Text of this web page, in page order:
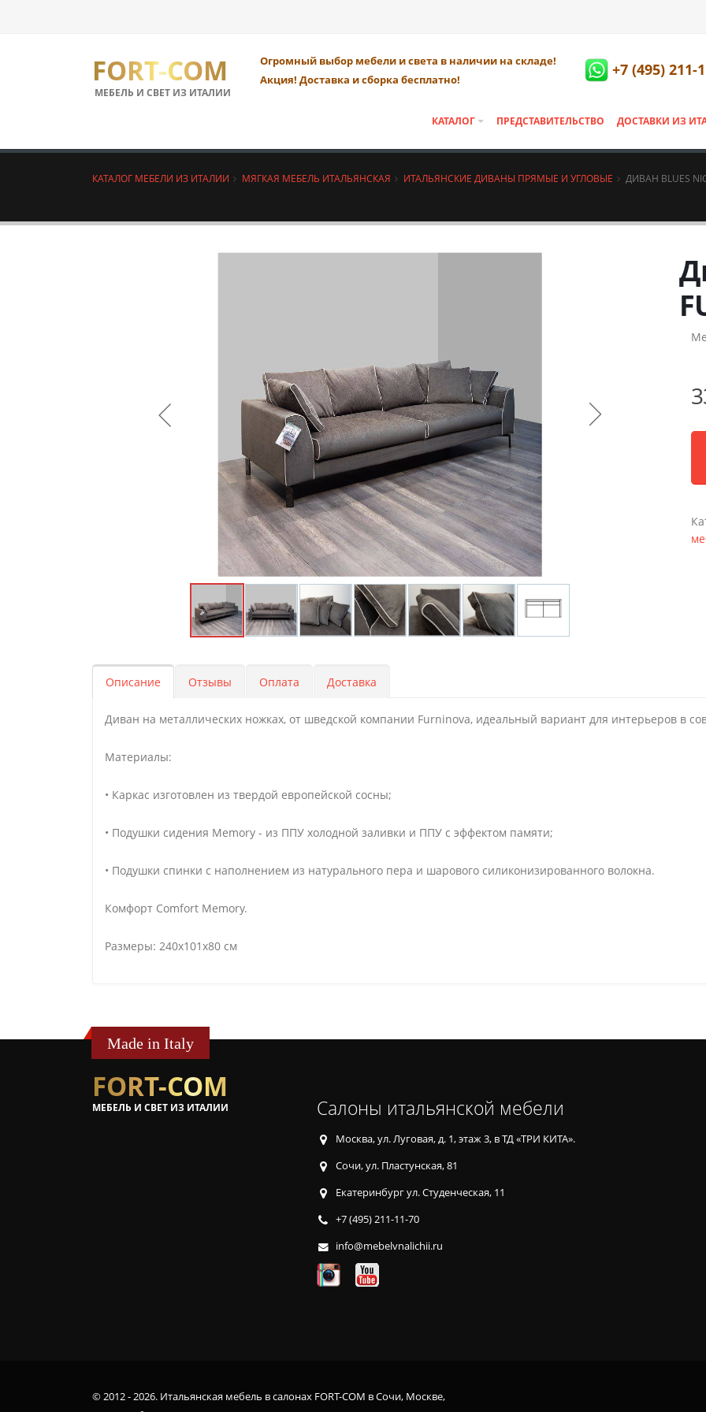
FORT-COM
МЕБЕЛЬ И СВЕТ ИЗ ИТАЛИИ
Огромный выбор мебели и света в наличии на складе!
Акция! Доставка и сборка бесплатно!
+7 (495) 211-
КАТАЛОГ ПРЕДСТАВИТЕЛЬСТВО ДОСТАВКИ ИЗ
КАТАЛОГ МЕБЕЛИ ИЗ ИТАЛИИ МЯГКАЯ МЕБЕЛЬ ИТАЛЬЯНСКАЯ ИТАЛЬЯНСКИЕ ДИВАНЫ ПРЯМЫЕ И УГЛОВЫЕ ДИВАН BLUES
Описание Отзывы Оплата Доставка
Диван на металлических ножках, от шведской компании Furninova, идеальный вариант для интерьеров в
Материалы:
• Каркас изготовлен из твердой европейской сосны;
• Подушки сидения Memory - из ППУ холодной заливки и ППУ с эффектом памяти;
• Подушки спинки с наполнением из натурального пера и шарового силиконизированного волокна.
Комфорт Comfort Memory.
Размеры: 240x101x80 см
Made in Italy
FORT-COM
МЕБЕЛЬ И СВЕТ ИЗ ИТАЛИИ Салоны итальянской мебели
Москва, ул. Луговая, д. 1, этаж 3, в ТД «ТРИ КИТА».
Сочи, ул. Пластунская, 81
Екатеринбург ул. Студенческая, 11
+7 (495) 211-11-70
info@mebelvnalichii.ru
© 2012 - 2026. Итальянская мебель в салонах FORT-COM в Сочи, Москве,